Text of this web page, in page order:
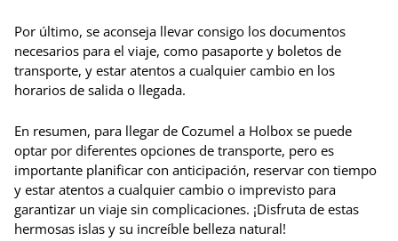
Por último, se aconseja llevar consigo los documentos
necesarios para el viaje, como pasaporte y boletos de
transporte, y estar atentos a cualquier cambio en los
horarios de salida o llegada.
En resumen, para llegar de Cozumel a Holbox se puede
optar por diferentes opciones de transporte, pero es
importante planificar con anticipación, reservar con tiempo
y estar atentos a cualquier cambio o imprevisto para
garantizar un viaje sin complicaciones. ¡Disfruta de estas
hermosas islas y su increíble belleza natural!